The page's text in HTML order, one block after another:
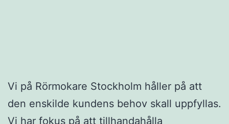
Vi på Rörmokare Stockholm håller på att
den enskilde kundens behov skall uppfyllas.
Vi har fokus på att tillhandahålla